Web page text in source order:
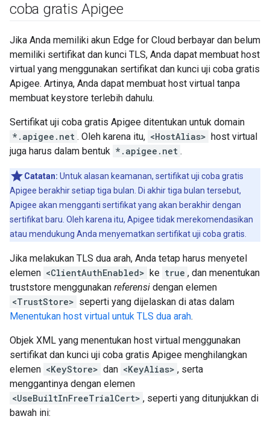
coba gratis Apigee
Jika Anda memiliki akun Edge for Cloud berbayar dan belum
memiliki sertifikat dan kunci TLS, Anda dapat membuat host
virtual yang menggunakan sertifikat dan kunci uji coba gratis
Apigee. Artinya, Anda dapat membuat host virtual tanpa
membuat keystore terlebih dahulu.
Sertifikat uji coba gratis Apigee ditentukan untuk domain
*.apigee.net . Oleh karena itu, <HostAlias> host virtual
juga harus dalam bentuk *.apigee.net .
Catatan: Untuk alasan keamanan, sertifikat uji coba gratis
Apigee berakhir setiap tiga bulan. Di akhir tiga bulan tersebut,
Apigee akan mengganti sertifikat yang akan berakhir dengan
sertifikat baru. Oleh karena itu, Apigee tidak merekomendasikan
atau mendukung Anda menyematkan sertifikat uji coba gratis.
Jika melakukan TLS dua arah, Anda tetap harus menyetel
elemen <ClientAuthEnabled> ke true , dan menentukan
truststore menggunakan referensi dengan elemen
<TrustStore> seperti yang dijelaskan di atas dalam
Menentukan host virtual untuk TLS dua arah.
Objek XML yang menentukan host virtual menggunakan
sertifikat dan kunci uji coba gratis Apigee menghilangkan
elemen <KeyStore> dan <KeyAlias> , serta
menggantinya dengan elemen
<UseBuiltInFreeTrialCert> , seperti yang ditunjukkan di
bawah ini: